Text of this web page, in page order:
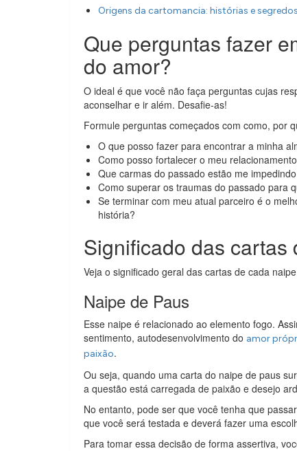
Origens da cartomancia: histórias e
Que perguntas fazer
do amor?
O ideal é que você não faça perguntas cujas
aconselhar e ir além. Desafie-as!
Formule perguntas começados com como, por
O que posso fazer para encontrar a minha
Como posso fortalecer o meu
Que carmas do passado estão me
Como superar os traumas do passado para
Se terminar com meu atual parceiro é o
história?
Significado das
Veja o significado geral das cartas de cada
Naipe de Paus
Esse naipe é relacionado ao elemento fogo.
sentimento, autodesenvolvimento do amor
paixão.
Ou seja, quando uma carta do naipe de paus
a questão está carregada de paixão e desejo
No entanto, pode ser que você tenha que
que você será testada e deverá fazer uma
Para tomar essa decisão de forma assertiva,